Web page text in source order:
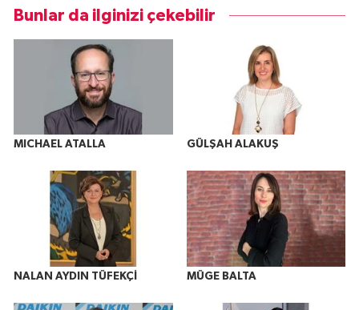
Bunlar da ilginizi çekebilir
MICHAEL ATALLA GÜLŞAH ALAKUŞ
NALAN AYDIN TÜFEKÇİ MÜGE BALTA